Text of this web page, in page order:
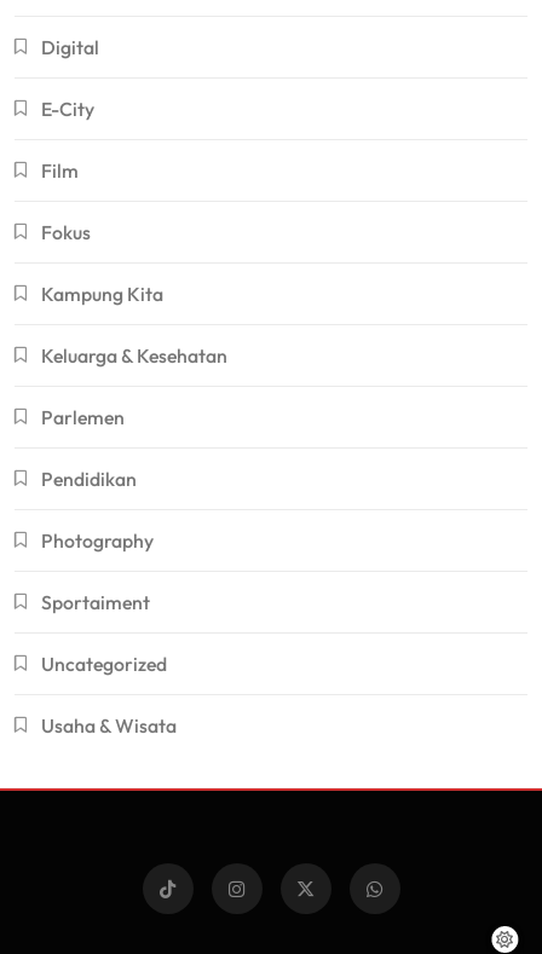
Digital
E-City
Film
Fokus
Kampung Kita
Keluarga & Kesehatan
Parlemen
Pendidikan
Photography
Sportaiment
Uncategorized
Usaha & Wisata